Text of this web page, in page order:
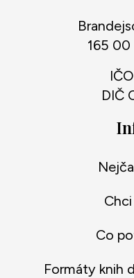
165 00
DIČ
Co
Formáty knih